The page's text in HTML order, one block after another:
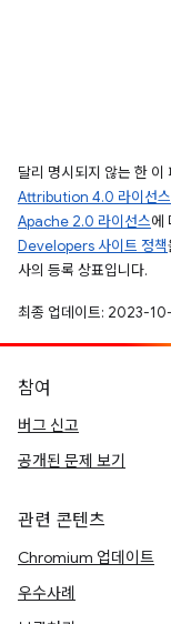
달리 명시되지 않는 한 이
Attribution 4.0 라이선스
Apache 2.0 라이선스에
Developers 사이트 정책
사의 등록 상표입니다.
최종 업데이트: 2023-
참여
버그 신고
공개된 문제 보기
관련 콘텐츠
Chromium 업데이트
우수사례